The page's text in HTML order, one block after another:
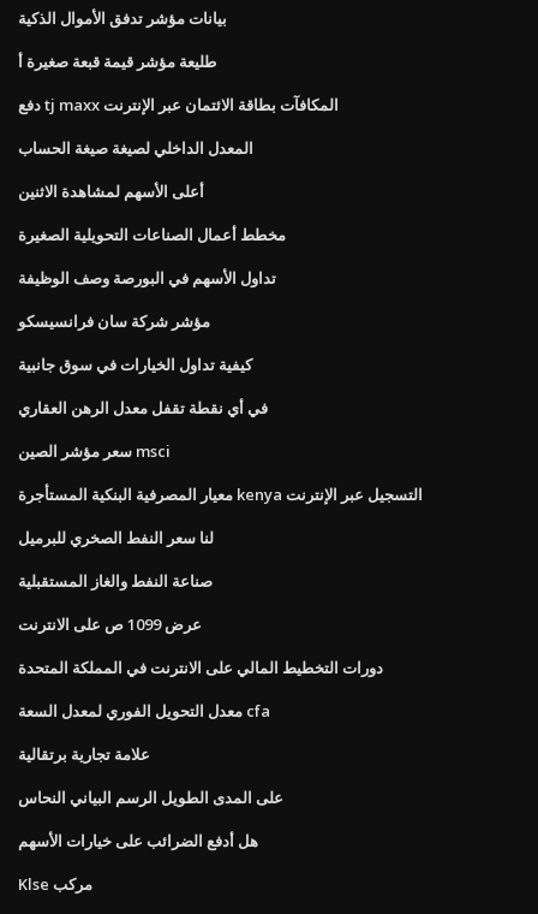
بيانات مؤشر تدفق الأموال الذكية
طليعة مؤشر قيمة قبعة صغيرة أ
دفع tj maxx المكافآت بطاقة الائتمان عبر الإنترنت
المعدل الداخلي لصيغة صيغة الحساب
أعلى الأسهم لمشاهدة الاثنين
مخطط أعمال الصناعات التحويلية الصغيرة
تداول الأسهم في البورصة وصف الوظيفة
مؤشر شركة سان فرانسيسكو
كيفية تداول الخيارات في سوق جانبية
في أي نقطة تقفل معدل الرهن العقاري
سعر مؤشر الصين msci
معيار المصرفية البنكية المستأجرة kenya التسجيل عبر الإنترنت
لنا سعر النفط الصخري للبرميل
صناعة النفط والغاز المستقبلية
عرض 1099 ص على الانترنت
دورات التخطيط المالي على الانترنت في المملكة المتحدة
معدل التحويل الفوري لمعدل السعة cfa
علامة تجارية برتقالية
على المدى الطويل الرسم البياني النحاس
هل أدفع الضرائب على خيارات الأسهم
Klse مركب